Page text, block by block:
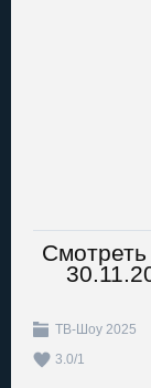
ТВ-Шоу 2025
3.0/1